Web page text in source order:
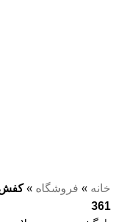
خانه » فروشگاه »کفش
361